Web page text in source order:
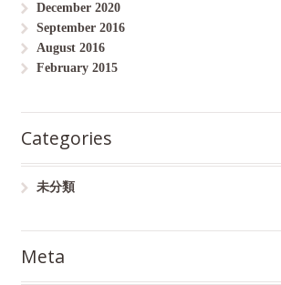
December 2020
September 2016
August 2016
February 2015
Categories
未分類
Meta